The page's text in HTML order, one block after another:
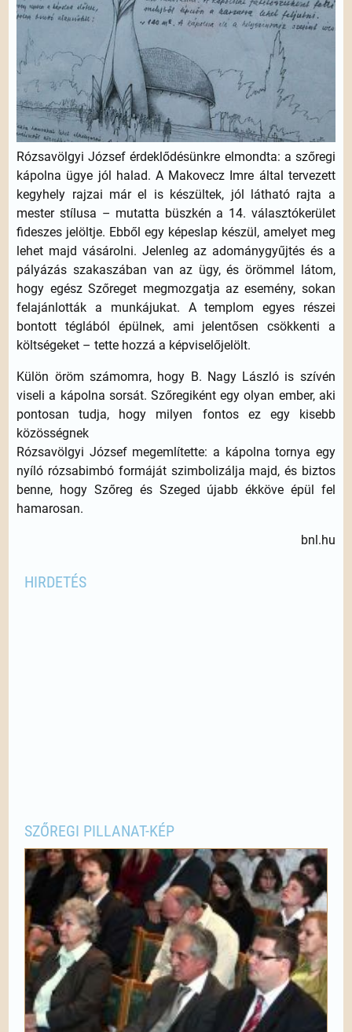
Rózsavölgyi József érdeklődésünkre elmondta: a szőregi
kápolna ügye jól halad. A Makovecz Imre által tervezett
kegyhely rajzai már el is készültek, jól látható rajta a
mester stílusa – mutatta büszkén a 14. választókerület
fideszes jelöltje. Ebből egy képeslap készül, amelyet meg
lehet majd vásárolni. Jelenleg az adománygyűjtés és a
pályázás szakaszában van az ügy, és örömmel látom,
hogy egész Szőreget megmozgatja az esemény, sokan
felajánlották a munkájukat. A templom egyes részei
bontott téglából épülnek, ami jelentősen csökkenti a
költségeket – tette hozzá a képviselőjelölt.
Külön öröm számomra, hogy B. Nagy László is szívén
viseli a kápolna sorsát. Szőregiként egy olyan ember, aki
pontosan tudja, hogy milyen fontos ez egy kisebb
közösségnek
Rózsavölgyi József megemlítette: a kápolna tornya egy
nyíló rózsabimbó formáját szimbolizálja majd, és biztos
benne, hogy Szőreg és Szeged újabb ékköve épül fel
hamarosan.
bnl.hu
HIRDETÉS
SZŐREGI PILLANAT-KÉP